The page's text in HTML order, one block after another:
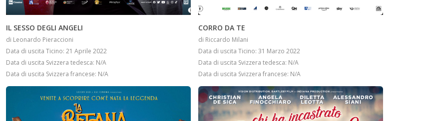
IL SESSO DEGLI ANGELI
di Leonardo Pieraccioni
Data di uscita Ticino: 21 Aprile 2022
Data di uscita Svizzera tedesca: N/A
Data di uscita Svizzera francese: N/A
CORRO DA TE
di Riccardo Milani
Data di uscita Ticino: 31 Marzo 2022
Data di uscita Svizzera tedesca: N/A
Data di uscita Svizzera francese: N/A